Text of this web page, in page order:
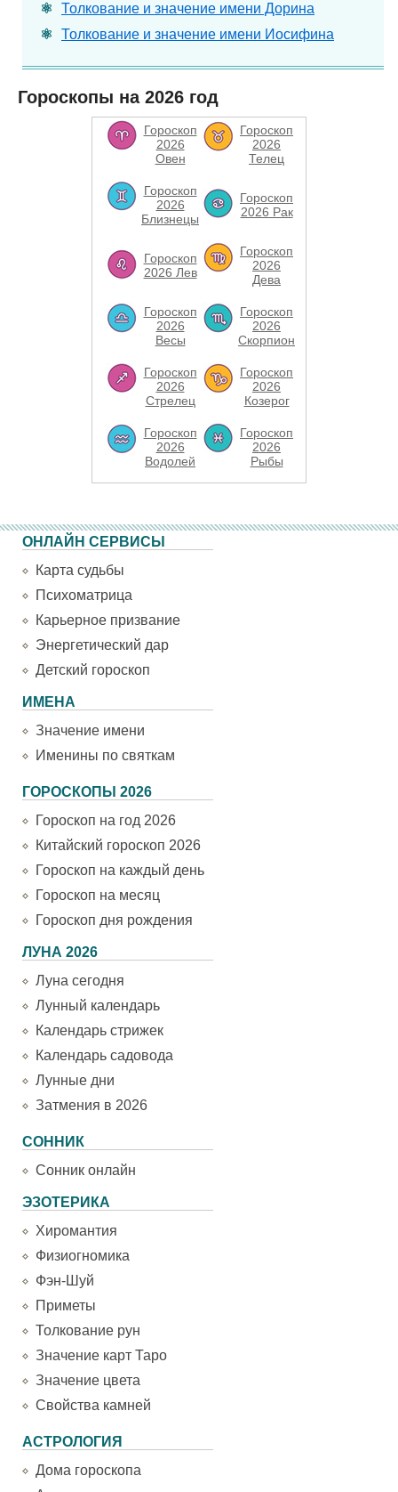
Толкование и значение имени Дорина
Толкование и значение имени Иосифина
Гороскопы на 2026 год
Гороскоп
2026
Овен
Гороскоп
2026
Телец
Гороскоп
2026
Близнецы
Гороскоп
2026 Рак
Гороскоп
2026 Лев
Гороскоп
2026
Дева
Гороскоп
2026
Весы
Гороскоп
2026
Скорпион
Гороскоп
2026
Стрелец
Гороскоп
2026
Козерог
Гороскоп
2026
Водолей
Гороскоп
2026
Рыбы
ОНЛАЙН СЕРВИСЫ
Карта судьбы
Психоматрица
Карьерное призвание
Энергетический дар
Детский гороскоп
ИМЕНА
Значение имени
Именины по святкам
ГОРОСКОПЫ 2026
Гороскоп на год 2026
Китайский гороскоп 2026
Гороскоп на каждый день
Гороскоп на месяц
Гороскоп дня рождения
ЛУНА 2026
Луна сегодня
Лунный календарь
Календарь стрижек
Календарь садовода
Лунные дни
Затмения в 2026
СОННИК
Сонник онлайн
ЭЗОТЕРИКА
Хиромантия
Физиогномика
Фэн-Шуй
Приметы
Толкование рун
Значение карт Таро
Значение цвета
Свойства камней
АСТРОЛОГИЯ
Дома гороскопа